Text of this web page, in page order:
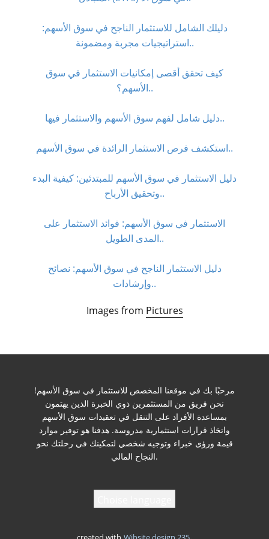
دليلك الشامل للاستثمار الناجح في سوق الأسهم:
استراتيجيات مجربة ومضمونة..
كيف تحقق أقصى إمكانيات الاستثمار في سوق
الأسهم؟..
دليل شامل لفهم سوق الأسهم والاستثمار فيها..
استكشف فرص الاستثمار الرائدة في سوق الأسهم..
دليل الاستثمار في سوق الأسهم للمبتدئين: كيفية البدء
وتحقيق الأرباح..
الاستثمار في سوق الأسهم: فوائد الاستثمار على
المدى الطويل..
دليل الاستثمار الناجح في سوق الأسهم: نصائح
وإرشادات..
Images from Pictures
مرحبًا بك في موقعنا المخصص للاستثمار في سوق الأسهم!
نحن فريق من المستثمرين ذوي الخبرة الذين يهتمون
بمساعدة الأفراد على التنقل في تعقيدات سوق الأسهم
واتخاذ قرارات استثمارية مدروسة. هدفنا هو توفير موارد
قيمة ورؤى خبراء وتوجيه شخصي لتمكينك في رحلتك نحو
النجاح المالي.